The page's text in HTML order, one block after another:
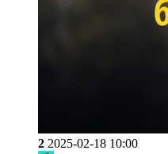
2 2025-02-18 10:00